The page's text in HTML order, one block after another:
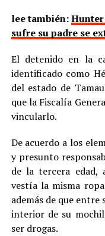
lee también:Hunter
sufre su padre se
El detenido en la
identificado como
del estado de
que la Fiscalía
vincularlo.
De acuerdo a los
y presunto
de la tercera edad,
vestía la misma
además de que
interior de su
ser drogas.